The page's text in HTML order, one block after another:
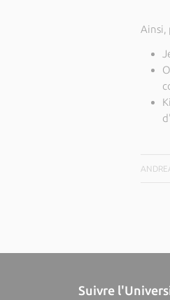
Ainsi,
Suivre